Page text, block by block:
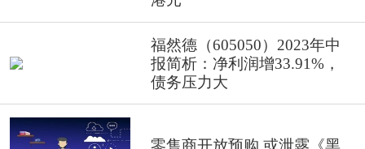
福然德（605050）2023年中
报简析：净利润增33.91%，
债务压力大
零售商开放预购 或泄露《黑